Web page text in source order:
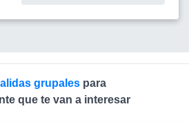
grupales para
que te van a interesar